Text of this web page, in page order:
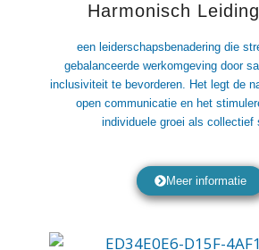
Harmonisch
een leiderschapsbenadering die
gebalanceerde werkomgeving door
inclusiviteit te bevorderen. Het legt de
open communicatie en het
individuele groei als collectief
Meer informatie